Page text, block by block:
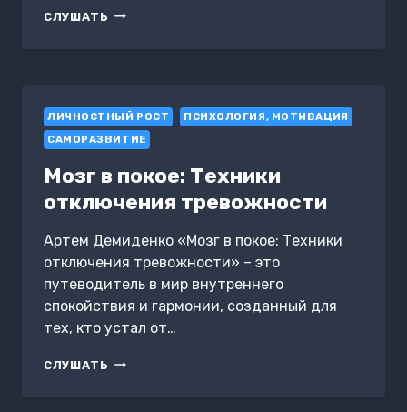
СЛУШАТЬ КАК
КАК
АДАПТИРОВАТЬСЯ
И
СОХРАНЯТЬ
ГАРМОНИЮ
ЛИЧНОСТНЫЙ РОСТ
ПСИХОЛОГИЯ, МОТИВАЦИЯ
САМОРАЗВИТИЕ
Мозг в покое: Техники
отключения тревожности
Артем Демиденко «Мозг в покое: Техники
отключения тревожности» – это
путеводитель в мир внутреннего
спокойствия и гармонии, созданный для
тех, кто устал от…
СЛУШАТЬ МОЗГ